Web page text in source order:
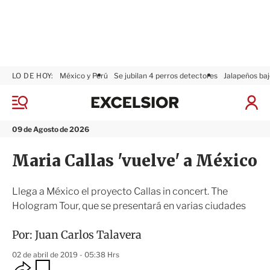
M
n
09 de Agosto de 2026
LO DE HOY: México y Perú Se jubilan 4 perros detectores Jalapeños
I
a
x
s
r
Maria Callas 'vuelve' a México
Llega a México el proyecto Callas in concert. The
Hologram Tour, que se presentará en varias ciudades
Por: Juan Carlos Talavera
02 de abril de 2019 - 05:38 Hrs
O